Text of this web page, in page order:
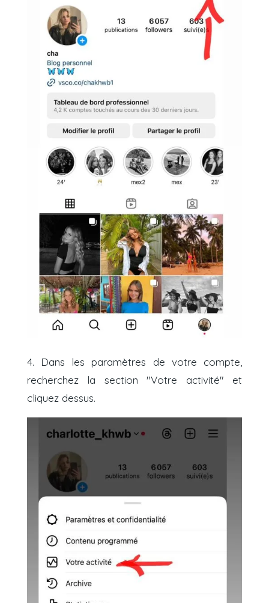
4. Dans les paramètres de votre compte,
recherchez la section "Votre activité" et
cliquez dessus.